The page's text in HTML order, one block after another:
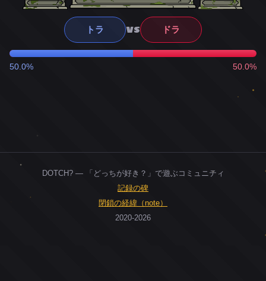
トラ VS ドラ
50.0% 50.0%
DOTCH? — 「どっちが好き？」で遊ぶコミュニティ
記録の碑
閉鎖の経緯（note）
2020-2026